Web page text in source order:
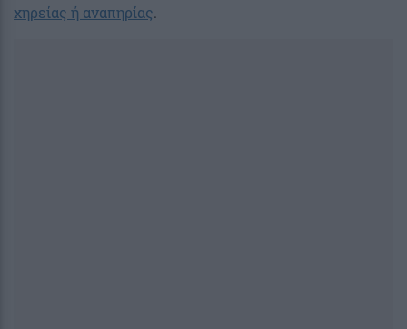
χηρείας ή αναπηρίας.